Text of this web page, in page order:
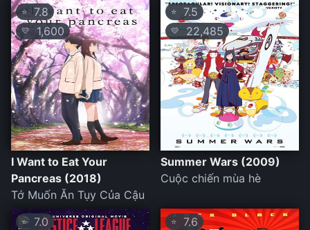
⭐ 7.8
💛 1,600
I Want to Eat Your
Pancreas (2018)
Tớ Muốn Ăn Tụy Của Cậu
⭐ 7.5
💛 22,485
Summer Wars (2009)
Cuộc chiến mùa hè
⭐7.0 ⭐ 7.6